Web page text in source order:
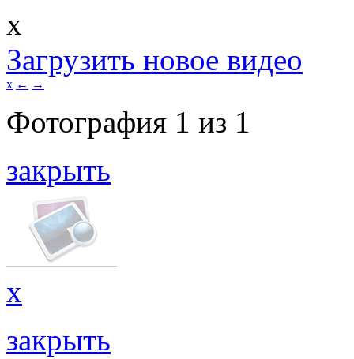
x
Загрузить новое видео
x ← →
Фотография 1 из 1
закрыть
x
закрыть